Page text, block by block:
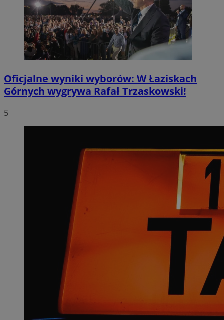
Oficjalne wyniki wyborów: W Łaziskach
Górnych wygrywa Rafał Trzaskowski!
5